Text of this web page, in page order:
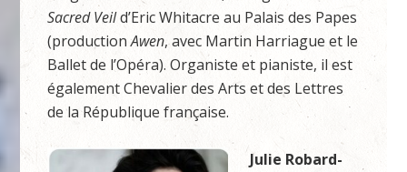
Sacred Veild’Eric Whitacre au Palais des Papes
(productionAwen, avec Martin Harriague et le
Ballet de l’Opéra). Organiste et pianiste, il est
également Chevalier des Arts et des Lettres
de la République française.
Julie Robard-